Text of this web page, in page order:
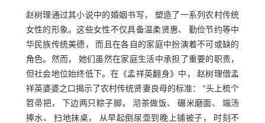
赵树理通过其小说中的婚姻书写， 塑造了一系列农村传统
女性的形象。这些女性不仅具备温柔贤惠、 勤俭节约等中
华民族传统美德， 而且在各自的家庭中扮演着不可或缺的
角色。然而， 她们虽然在家庭生活中承担了重要的职责，
但社会地位始终低下。在《孟祥英翻身》中， 赵树理借孟
祥英婆婆之口揭示了农村传统贤妻良母的标准： “头上梳个
笤帚把， 下边两只粽子脚， 沏茶做饭、 碾米磨面、 端汤
捧水、 扫地抹桌， 从早起倒尿壶到晚上铺被子， 时刻不